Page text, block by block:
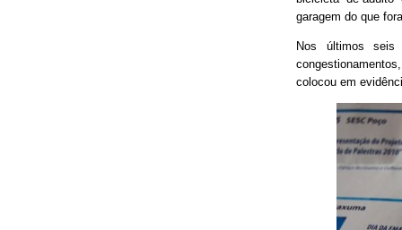
garagem do que
Nos últimos seis
colocou em